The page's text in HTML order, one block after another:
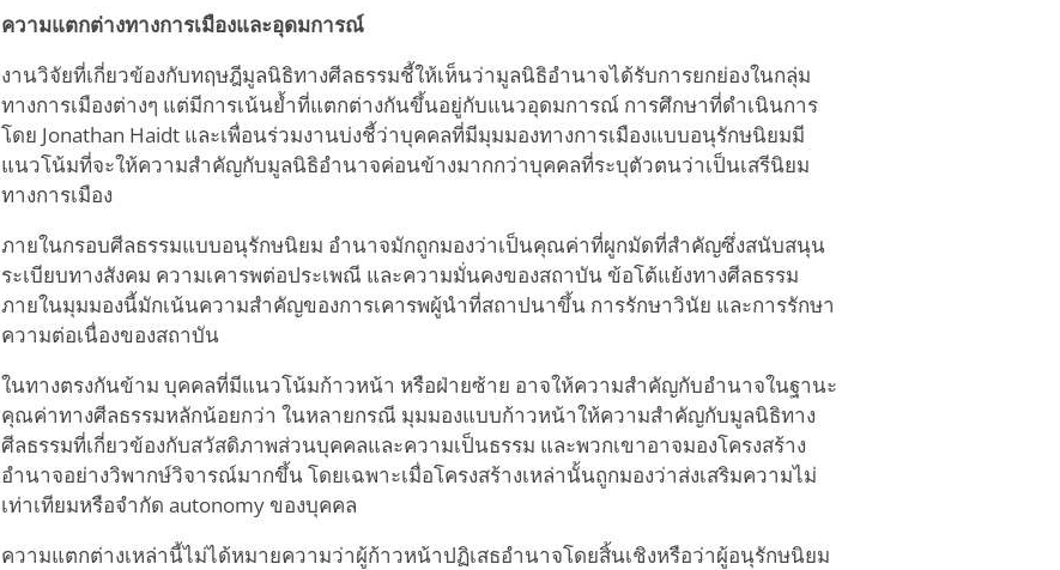
ความแตกต่างทางการเมืองและอุดมการณ์
งานวิจัยที่เกี่ยวข้องกับทฤษฎีมูลนิธิทางศีลธรรมชี้ให้เห็นว่ามูลนิธิอำนาจได้รับการยกย่องในกลุ่ม
ทางการเมืองต่างๆ แต่มีการเน้นย้ำที่แตกต่างกันขึ้นอยู่กับแนวอุดมการณ์ การศึกษาที่ดำเนินการ
โดย Jonathan Haidt และเพื่อนร่วมงานบ่งชี้ว่าบุคคลที่มีมุมมองทางการเมืองแบบอนุรักษนิยมมี
แนวโน้มที่จะให้ความสำคัญกับมูลนิธิอำนาจค่อนข้างมากกว่าบุคคลที่ระบุตัวตนว่าเป็นเสรีนิยม
ทางการเมือง
ภายในกรอบศีลธรรมแบบอนุรักษนิยม อำนาจมักถูกมองว่าเป็นคุณค่าที่ผูกมัดที่สำคัญซึ่งสนับสนุน
ระเบียบทางสังคม ความเคารพต่อประเพณี และความมั่นคงของสถาบัน ข้อโต้แย้งทางศีลธรรม
ภายในมุมมองนี้มักเน้นความสำคัญของการเคารพผู้นำที่สถาปนาขึ้น การรักษาวินัย และการรักษา
ความต่อเนื่องของสถาบัน
ในทางตรงกันข้าม บุคคลที่มีแนวโน้มก้าวหน้า หรือฝ่ายซ้าย อาจให้ความสำคัญกับอำนาจในฐานะ
คุณค่าทางศีลธรรมหลักน้อยกว่า ในหลายกรณี มุมมองแบบก้าวหน้าให้ความสำคัญกับมูลนิธิทาง
ศีลธรรมที่เกี่ยวข้องกับสวัสดิภาพส่วนบุคคลและความเป็นธรรม และพวกเขาอาจมองโครงสร้าง
อำนาจอย่างวิพากษ์วิจารณ์มากขึ้น โดยเฉพาะเมื่อโครงสร้างเหล่านั้นถูกมองว่าส่งเสริมความไม่
เท่าเทียมหรือจำกัด autonomy ของบุคคล
ความแตกต่างเหล่านี้ไม่ได้หมายความว่าผู้ก้าวหน้าปฏิเสธอำนาจโดยสิ้นเชิงหรือว่าผู้อนุรักษนิยม